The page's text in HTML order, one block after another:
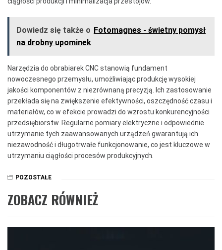
Dowiedz się także o Fotomagnes - świetny pomysł
na drobny upominek
Narzędzia do obrabiarek CNC stanowią fundament
nowoczesnego przemysłu, umożliwiając produkcję wysokiej
jakości komponentów z niezrównaną precyzją. Ich zastosowanie
przekłada się na zwiększenie efektywności, oszczędność czasu i
materiałów, co w efekcie prowadzi do wzrostu konkurencyjności
przedsiębiorstw. Regularne pomiary elektryczne i odpowiednie
utrzymanie tych zaawansowanych urządzeń gwarantują ich
niezawodność i długotrwałe funkcjonowanie, co jest kluczowe w
utrzymaniu ciągłości procesów produkcyjnych.
POZOSTAŁE
ZOBACZ RÓWNIEŻ